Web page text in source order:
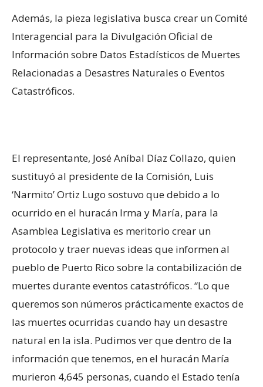
Además, la pieza legislativa busca crear un Comité
Interagencial para la Divulgación Oficial de
Información sobre Datos Estadísticos de Muertes
Relacionadas a Desastres Naturales o Eventos
Catastróficos.
El representante, José Aníbal Díaz Collazo, quien
sustituyó al presidente de la Comisión, Luis
‘Narmito’ Ortiz Lugo sostuvo que debido a lo
ocurrido en el huracán Irma y María, para la
Asamblea Legislativa es meritorio crear un
protocolo y traer nuevas ideas que informen al
pueblo de Puerto Rico sobre la contabilización de
muertes durante eventos catastróficos. “Lo que
queremos son números prácticamente exactos de
las muertes ocurridas cuando hay un desastre
natural en la isla. Pudimos ver que dentro de la
información que tenemos, en el huracán María
murieron 4,645 personas, cuando el Estado tenía